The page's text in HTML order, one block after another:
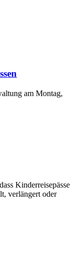
am Montag,
Kinderreisepässe
verlängert oder